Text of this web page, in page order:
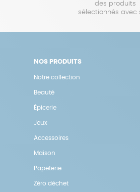
des produits
sélectionnés avec
NOS PRODUITS
Notre collection
Beauté
Épicerie
Jeux
Accessoires
Maison
Papeterie
Zéro déchet